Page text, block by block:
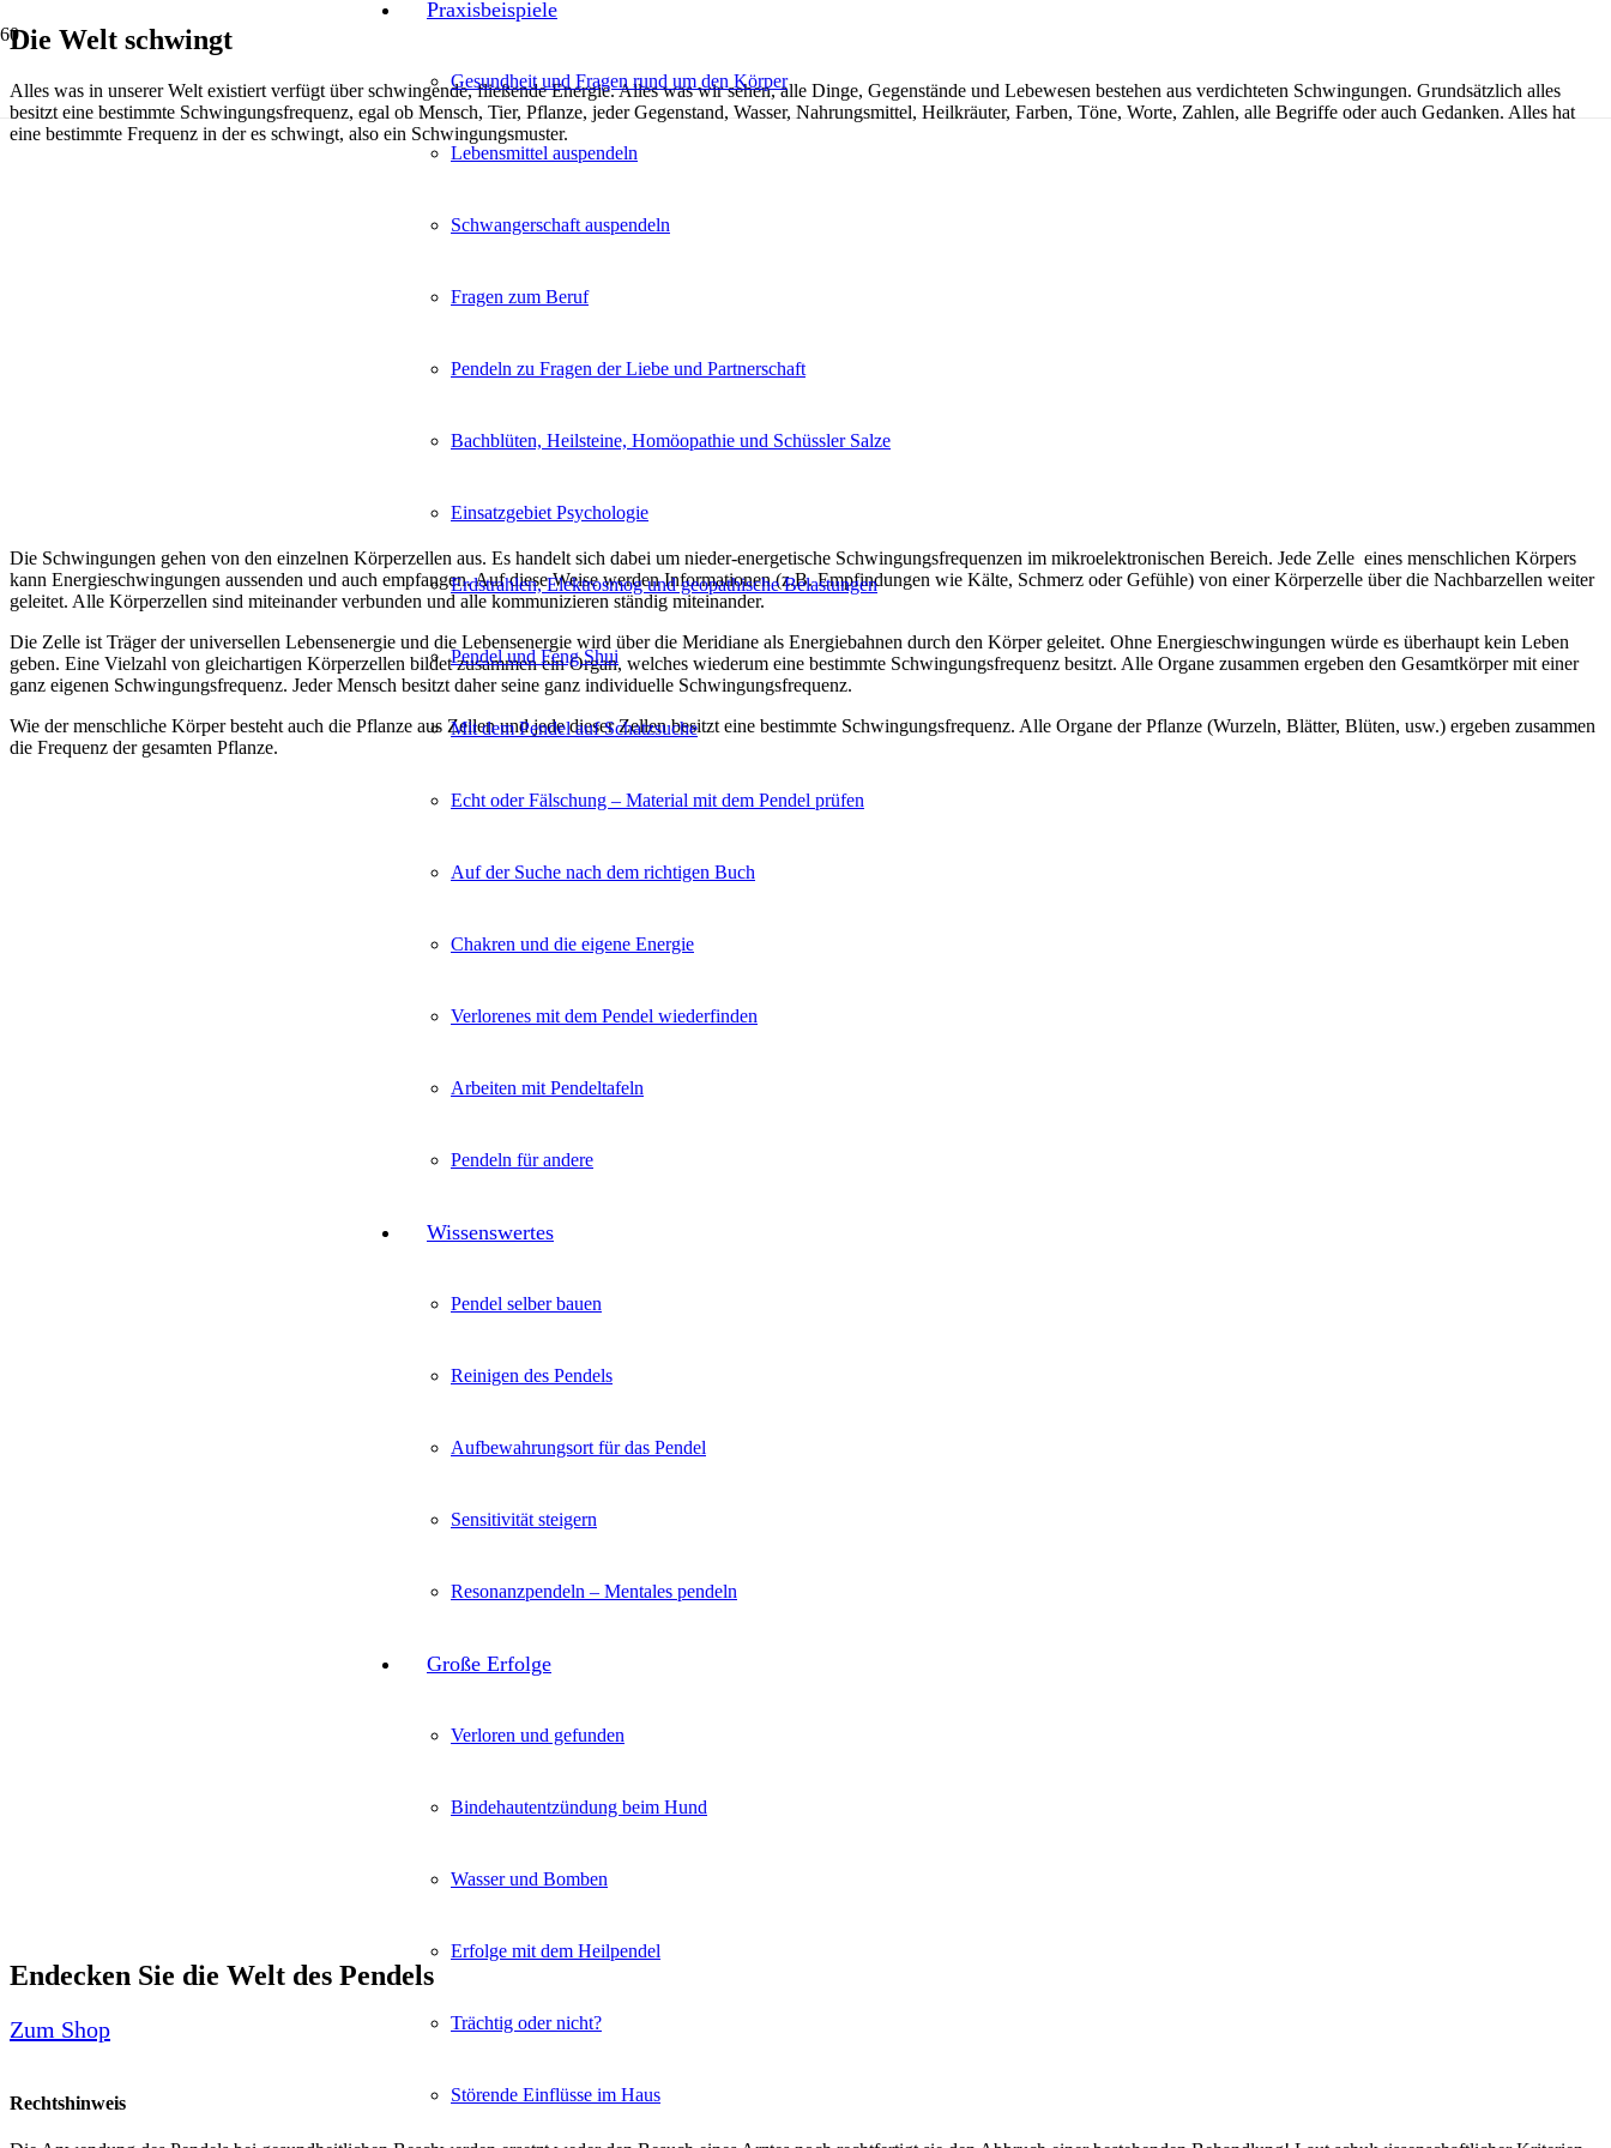
Praxisbeispiele
Gesundheit und Fragen rund um den Körper
Lebensmittel auspendeln
Schwangerschaft auspendeln
Fragen zum Beruf
Pendeln zu Fragen der Liebe und Partnerschaft
Bachblüten, Heilsteine, Homöopathie und Schüssler Salze
Einsatzgebiet Psychologie
Erdstrahlen, Elektrosmog und geopathische Belastungen
Pendel und Feng Shui
Mit dem Pendel auf Schatzsuche
Echt oder Fälschung – Material mit dem Pendel prüfen
Auf der Suche nach dem richtigen Buch
Chakren und die eigene Energie
Verlorenes mit dem Pendel wiederfinden
Arbeiten mit Pendeltafeln
Pendeln für andere
Wissenswertes
Pendel selber bauen
Reinigen des Pendels
Aufbewahrungsort für das Pendel
Sensitivität steigern
Resonanzpendeln – Mentales pendeln
Große Erfolge
Verloren und gefunden
Bindehautentzündung beim Hund
Wasser und Bomben
Erfolge mit dem Heilpendel
Trächtig oder nicht?
Störende Einflüsse im Haus
Die Welt schwingt
Alles was in unserer Welt existiert verfügt über schwingende, fließende Energie. Alles was wir sehen, alle Dinge, Gegenstände und Lebewesen bestehen aus verdichteten Schwingungen. Grundsätzlich alles
besitzt eine bestimmte Schwingungsfrequenz, egal ob Mensch, Tier, Pflanze, jeder Gegenstand, Wasser, Nahrungsmittel, Heilkräuter, Farben, Töne, Worte, Zahlen, alle Begriffe oder auch Gedanken. Alles hat
eine bestimmte Frequenz in der es schwingt, also ein Schwingungsmuster.
Die Schwingungen gehen von den einzelnen Körperzellen aus. Es handelt sich dabei um nieder-energetische Schwingungsfrequenzen im mikroelektronischen Bereich. Jede Zelle eines menschlichen Körpers
kann Energieschwingungen aussenden und auch empfangen. Auf diese Weise werden Informationen (z.B. Empfindungen wie Kälte, Schmerz oder Gefühle) von einer Körperzelle über die Nachbarzellen weiter
geleitet. Alle Körperzellen sind miteinander verbunden und alle kommunizieren ständig miteinander.
Die Zelle ist Träger der universellen Lebensenergie und die Lebensenergie wird über die Meridiane als Energiebahnen durch den Körper geleitet. Ohne Energieschwingungen würde es überhaupt kein Leben
geben. Eine Vielzahl von gleichartigen Körperzellen bildet zusammen ein Organ, welches wiederum eine bestimmte Schwingungsfrequenz besitzt. Alle Organe zusammen ergeben den Gesamtkörper mit einer
ganz eigenen Schwingungsfrequenz. Jeder Mensch besitzt daher seine ganz individuelle Schwingungsfrequenz.
Wie der menschliche Körper besteht auch die Pflanze aus Zellen und jede dieser Zellen besitzt eine bestimmte Schwingungsfrequenz. Alle Organe der Pflanze (Wurzeln, Blätter, Blüten, usw.) ergeben zusammen
die Frequenz der gesamten Pflanze.
Endecken Sie die Welt des Pendels
Zum Shop
Rechtshinweis